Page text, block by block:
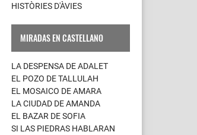
HISTÒRIES D'ÀVIES
MIRADAS EN CASTELLANO
LA DESPENSA DE ADALET
EL POZO DE TALLULAH
EL MOSAICO DE AMARA
LA CIUDAD DE AMANDA
EL BAZAR DE SOFIA
SI LAS PIEDRAS HABLARAN